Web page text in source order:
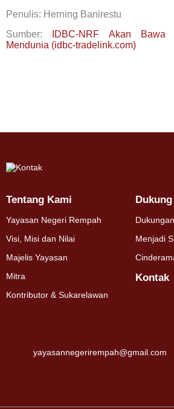
Penulis: Herning Banirestu
Sumber:
IDBC-NRF Akan Bawa
Mendunia (idbc-tradelink.com)
Tentang Kami
Yayasan Negeri Rempah
Visi, Misi dan Nilai
Majelis Yayasan
Mitra
Kontributor & Sukarelawan
Menjadi
Kontak
yayasannegerirempah@gmail.com